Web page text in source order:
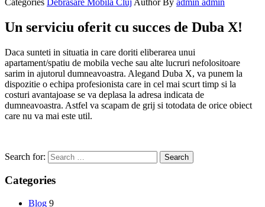
Un serviciu oferit cu succes de Duba X!
Daca sunteti in situatia in care doriti eliberarea unui
apartament/spatiu de mobila veche sau alte lucruri nefolositoare
sarim in ajutorul dumneavoastra. Alegand Duba X, va punem la
dispozitie o echipa profesionista care in cel mai scurt timp si la
costuri avantajoase se va deplasa la adresa indicata de
dumneavoastra. Astfel va scapam de grij si totodata de orice obiect
care nu va mai este util.
Search for:
Categories
Blog 9